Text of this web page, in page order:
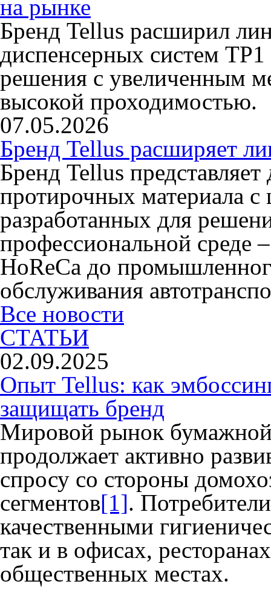
на рынке
Бренд Tellus расширил
диспенсерных систем
решения с увеличенным
высокой проходимостью.
07.05.2026
Бренд Tellus расширяет
Бренд Tellus
протирочных материала
разработанных для
профессиональной среде
HoReCa до
обслуживания
Все новости
СТАТЬИ
02.09.2025
Опыт Tellus: как
защищать бренд
Мировой рынок бумажной
продолжает активно
спросу со стороны
сегментов[1].
качественными
так и в офисах,
общественных местах.